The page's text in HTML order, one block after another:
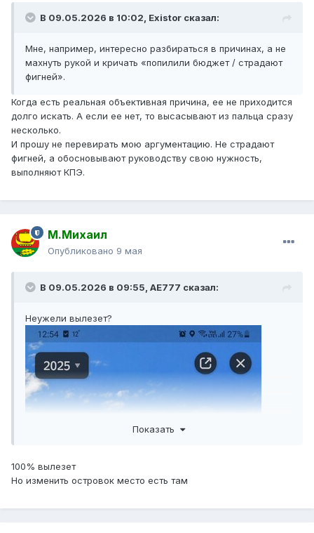
В 09.05.2026 в 10:02, Existor сказал:
Мне, например, интересно разбираться в причинах, а не
махнуть рукой и кричать «попилили бюджет / страдают
фигней».
Когда есть реальная объективная причина, ее не приходится
долго искать. А если ее нет, то высасывают из пальца сразу
несколько.
И прошу не перевирать мою аргументацию. Не страдают
фигней, а обосновывают руководству свою нужность,
выполняют КПЭ.
М.Михаил
Опубликовано 9 мая
В 09.05.2026 в 09:55, AE777 сказал:
Неужели вылезет?
Показать
100% вылезет
Но изменить островок место есть там